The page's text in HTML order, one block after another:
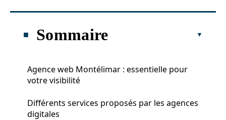
Sommaire
Agence web Montélimar : essentielle pour
votre visibilité
Différents services proposés par les agences
digitales